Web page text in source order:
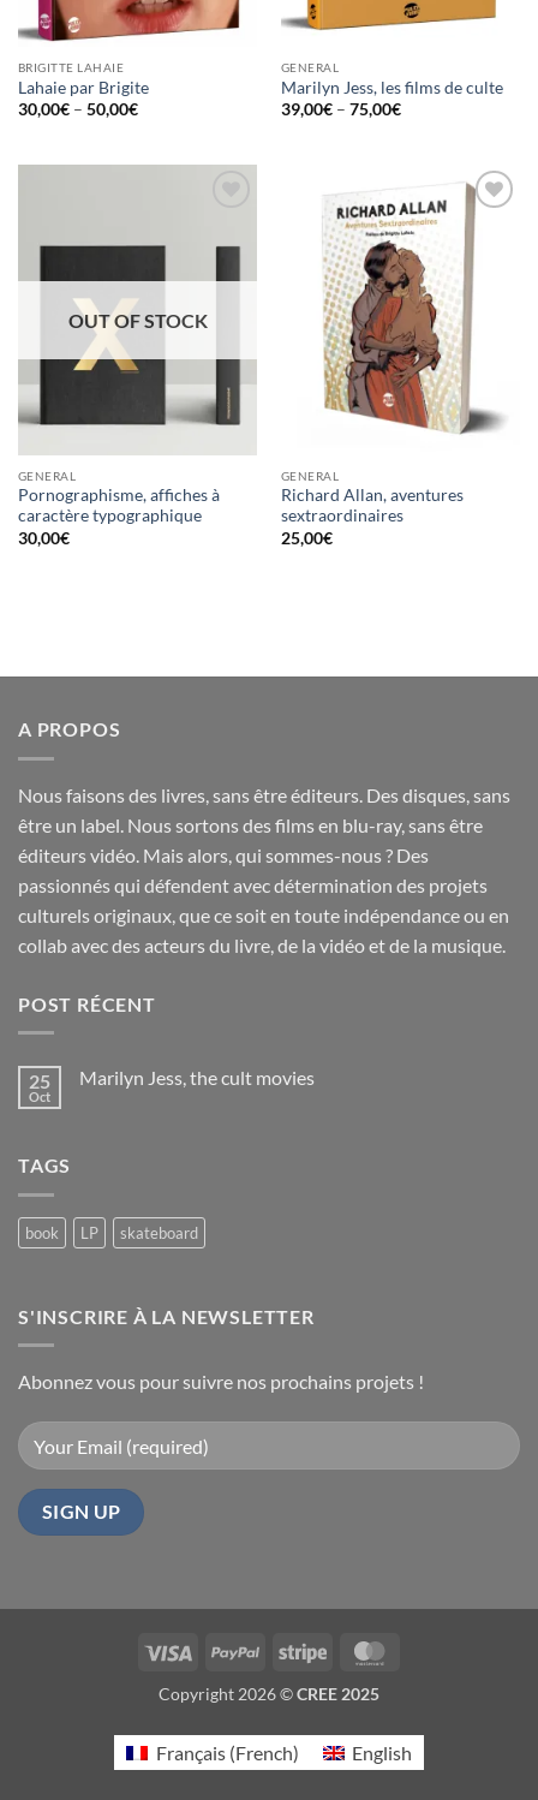
BRIGITTE LAHAIE
Lahaie par Brigite
30,00€ – 50,00€Price
50,00€
GENERAL
Marilyn Jess, les films de culte
39,00€ – 75,00€Price
OUT OF STOCK
GENERAL
Pornographisme, affiches à
caractère typographique
30,00€
Ajouter
wishlist
GENERAL
Richard Allan, aventures
sextraordinaires
25,00€
A PROPOS
Nous faisons des livres, sans être éditeurs. Des disques, sans
être un label. Nous sortons des films en blu-ray, sans être
éditeurs vidéo. Mais alors, qui sommes-nous ? Des
passionnés qui défendent avec détermination des projets
culturels originaux, que ce soit en toute indépendance ou en
collab avec des acteurs du livre, de la vidéo et de la musique.
POST RÉCENT
25
Oct
Marilyn Jess, the cult movies
TAGS
book LP skateboard
S'INSCRIRE À LA NEWSLETTER
Abonnez vous pour suivre nos prochains projets !
Visa PayPal Stripe
Copyright 2026 ©CREE 2025
Français(French) English